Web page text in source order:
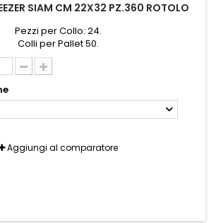
SIAM CM 22X32 PZ.360 ROTOLO
Pezzi per Collo: 24.
Colli per Pallet 50.
Aggiungi al comparatore